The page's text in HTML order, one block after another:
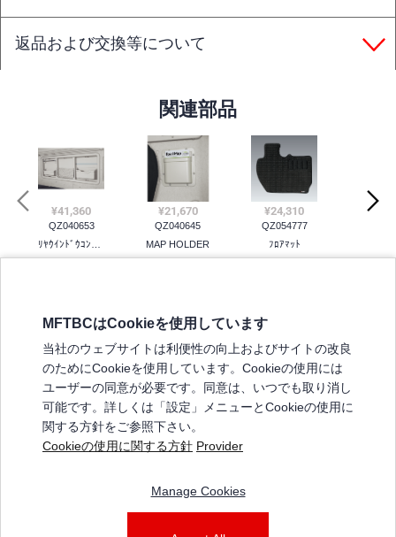
返品および交換等について
関連部品
¥41,360
QZ040653
¥21,670
QZ040645
MAP HOLDER
¥24,310
QZ054777
ﾌﾛｱﾏｯﾄ
¥13,530 ¥5,555 ¥3,960
弊社の製品について
販売店リスト
よくある質問 / お問い合わせ
特定商取引法に基づく表記
三菱ふそうショップ_利用規約
MFTBCはCookieを使用しています
当社のウェブサイトは利便性の向上およびサイトの改良
のためにCookieを使用しています。Cookieの使用には
ユーザーの同意が必要です。同意は、いつでも取り消し
可能です。詳しくは「設定」メニューとCookieの使用に
関する方針をご参照下さい。
Cookieの使用に関する方針 Provider
Manage Cookies